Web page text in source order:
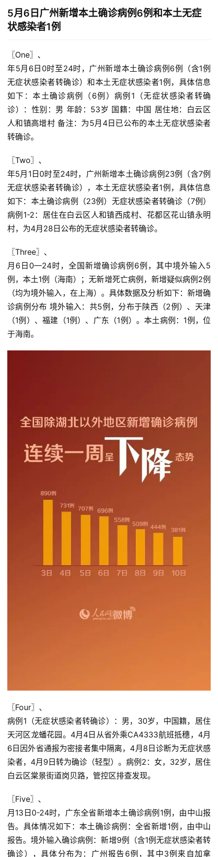
5月6日广州新增本土确诊病例6例和本土无症
状感染者1例
〖One〗、
年5月6日0时至24时，广州新增本土确诊病例6例（含1例
无症状感染者转确诊）和本土无症状感染者1例，具体信息
如下：本土确诊病例（6例）病例1（无症状感染者转确
诊）：性别：男 年龄：53岁 国籍：中国 居住地：白云区
人和镇高增村 备注：为5月4日已公布的本土无症状感染者
转确诊。
〖Two〗、
年5月1日0时至24时，广州新增本土确诊病例23例（含7例
无症状感染者转确诊），本土无症状感染者1例，具体信息
如下：本土确诊病例（23例）无症状感染者转确诊（7例）
病例1-2：居住在白云区人和镇西成村、花都区花山镇永明
村，为4月28日公布的无症状感染者转确诊。
〖Three〗、
月6日0—24时，全国新增确诊病例6例，其中境外输入5
例，本土1例（海南）；无新增死亡病例，新增疑似病例2例
（均为境外输入，在上海）。具体数据及分析如下：新增确
诊病例分布 境外输入：共5例，分布于陕西（2例）、天津
（1例）、福建（1例）、广东（1例）。本土病例：1例，位
于海南。
〖Four〗、
病例1（无症状感染者转确诊）：男，30岁，中国籍，居住
天河区龙蟠花园。4月4日从省外乘CA4333航班抵穗，4月
6日因外省通报为密接者集中隔离，4月8日诊断为无症状感
染者，4月9日转为确诊（轻型）。病例2：女，32岁，居住
白云区棠景街道岗贝路，管控区排查发现。
〖Five〗、
月13日0-24时，广东全省新增本土确诊病例1例，由中山报
告。具体情况如下：本土确诊病例：全省新增1例，由中山
报告。境外输入确诊病例：新增9例（含1例无症状感染者转
确诊），具体分布为：广州报告6例，其中3例来自加拿